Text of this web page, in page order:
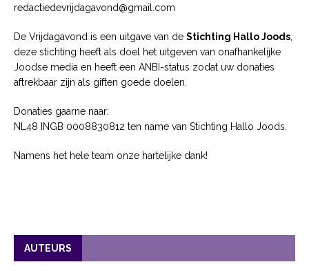
redactiedevrijdagavond@gmail.com
De Vrijdagavond is een uitgave van de Stichting Hallo Joods
deze stichting heeft als doel het uitgeven van onafhankelijke
Joodse media en heeft een ANBI-status zodat uw donaties
aftrekbaar zijn als giften goede doelen.
Donaties gaarne naar:
NL48 INGB 0008830812 ten name van Stichting Hallo Joods.
Namens het hele team onze hartelijke dank!
AUTEURS